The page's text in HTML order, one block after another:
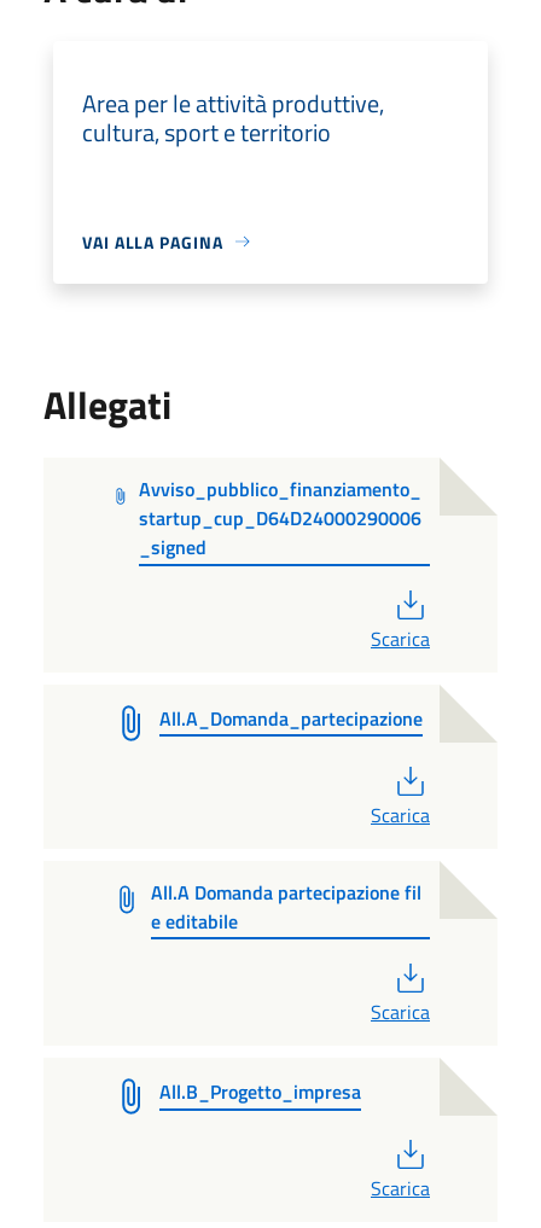
Area per le attività produttive,
cultura, sport e territorio
VAI ALLA PAGINA
Allegati
Avviso_pubblico_finanziamento_
startup_cup_D64D24000290006
_signed
Scarica
All.A_Domanda_partecipazione
Scarica
All.A Domanda partecipazione fil
e editabile
Scarica
All.B_Progetto_impresa
Scarica